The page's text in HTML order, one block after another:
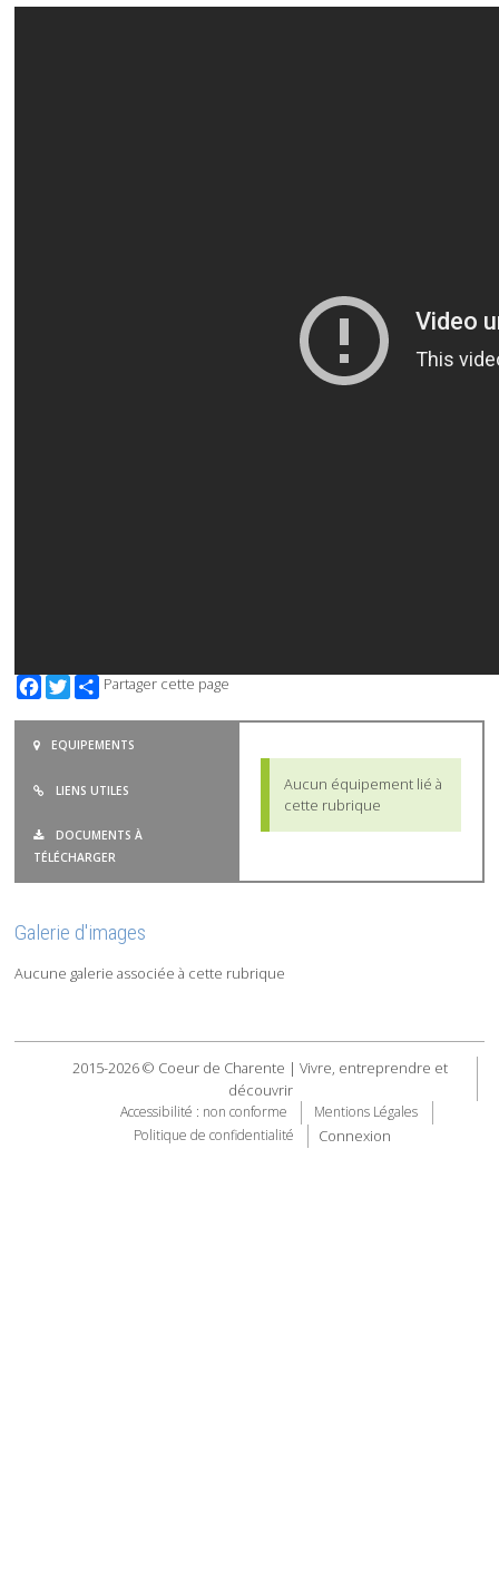
Facebook
TwitterPartager cette page
EQUIPEMENTS
LIENS UTILES
DOCUMENTS À
TÉLÉCHARGER
Aucun équipement lié à
cette rubrique
Galerie d'images
Aucune galerie associée à cette rubrique
2015-2026 © Coeur de Charente | Vivre, entreprendre et
découvrir
Accessibilité : non conforme
Mentions Légales
Politique de confidentialité
Connexion